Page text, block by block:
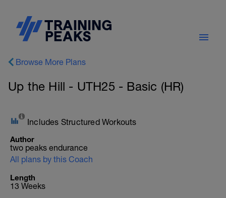
Browse More Plans
Up the Hill - UTH25 - Basic (HR)
Includes Structured Workouts
Author
two peaks endurance
All plans by this Coach
Length
13 Weeks